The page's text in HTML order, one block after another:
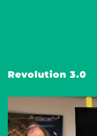
Revolution 3.0